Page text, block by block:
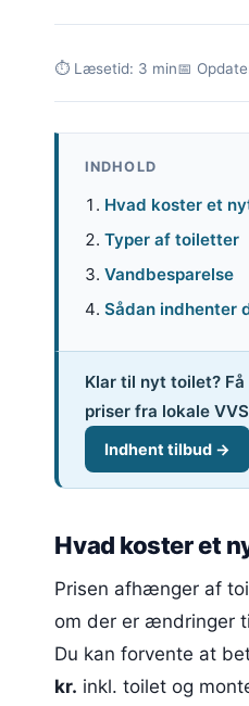
⏱ Læsetid: 3 min📅
INDHOLD
Hvad koster et
Typer af toiletter
Vandbesparelse
Sådan indhenter
Klar til nyt toilet?
priser fra lokale
Indhent tilbud →
Hvad koster et
Prisen afhænger af
om der er ændringer
Du kan forvente at
kr. inkl. toilet og